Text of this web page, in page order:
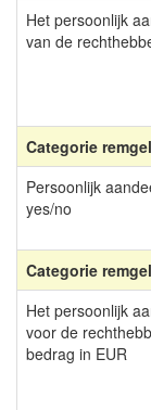
Het persoonlijk
van de
Categorie
Persoonlijk
yes/no
Categorie
Het persoonlijk
voor de
bedrag in EUR